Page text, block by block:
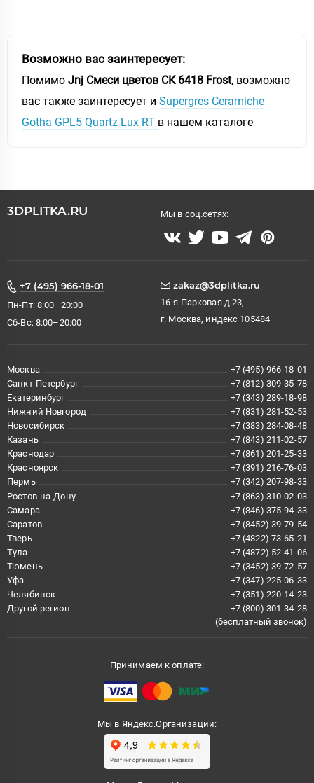
Возможно вас заинтересует:
Помимо Jnj Смеси цветов СК 6418 Frost, возможно
вас также заинтересует и Supergres Ceramiche
Gotha GPL5 Quartz Lux RT в нашем каталоге
3DPLITKA.RU Мы в соц.сетях:
+7 (495) 966-18-01
Пн-Пт: 8:00–20:00
Сб-Вс: 8:00–20:00
zakaz@3dplitka.ru
16-я Парковая д.23,
г. Москва, индекс 105484
Москва
+7 (495) 966-18-01
Санкт-Петербург
+7 (812) 309-35-78
Екатеринбург
+7 (343) 289-18-98
Нижний Новгород
+7 (831) 281-52-53
Новосибирск
+7 (383) 284-08-48
Казань
+7 (843) 211-02-57
Краснодар
+7 (861) 201-25-33
Красноярск
+7 (391) 216-76-03
Пермь
+7 (342) 207-98-33
Ростов-на-Дону
+7 (863) 310-02-03
Самара
+7 (846) 375-94-33
Саратов
+7 (8452) 39-79-54
Тверь
+7 (4822) 73-65-21
Тула
+7 (4872) 52-41-06
Тюмень
+7 (3452) 39-72-57
Уфа
+7 (347) 225-06-33
Челябинск
+7 (351) 220-14-23
Другой регион
+7 (800) 301-34-28
(бесплатный звонок)
Принимаем к оплате:
Мы в Яндекс.Организации: